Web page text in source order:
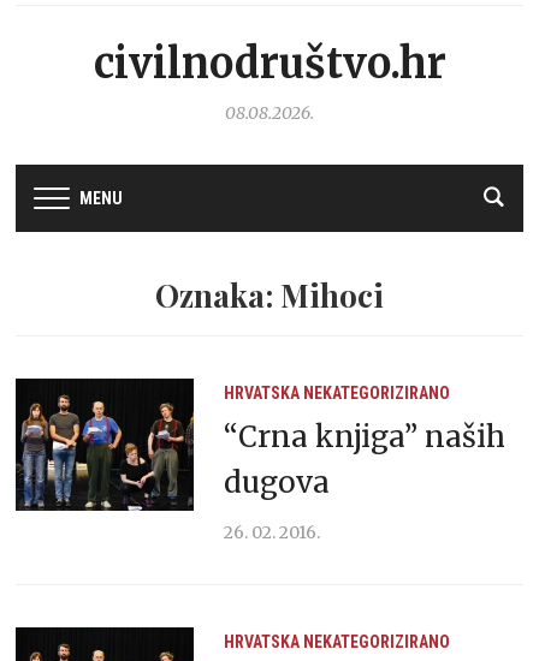
civilnodruštvo.hr
08.08.2026.
MENU
Oznaka: Mihoci
HRVATSKA NEKATEGORIZIRANO
“Crna knjiga” naših
dugova
26. 02. 2016.
HRVATSKA NEKATEGORIZIRANO